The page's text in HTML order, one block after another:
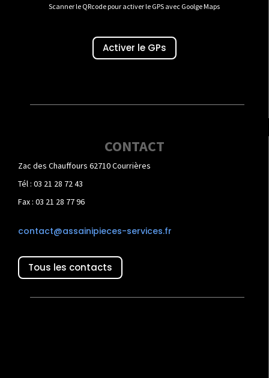
Scanner le QRcode pour activer le GPS avec Goolge Maps
Activer le GPs
CONTACT
Zac des Chauffours 62710 Courrières
Tél : 03 21 28 72 43
Fax : 03 21 28 77 96
contact@assainipieces-services.fr
Tous les contacts